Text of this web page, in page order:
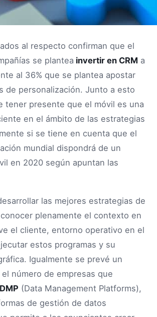
al respecto confirman que el
se plantea invertir en CRM a
al 36% que se plantea apostar
de personalización. Junto a esto
tener presente que el móvil es una
en el ámbito de las estrategias
si se tiene en cuenta que el
mundial dispondrá de un
en 2020 según apuntan las
las mejores estrategias de
plenamente el contexto en
el cliente, entorno operativo en el
estos programas y su
Igualmente se prevé un
número de empresas que
DMP (Data Management Platforms),
de gestión de datos